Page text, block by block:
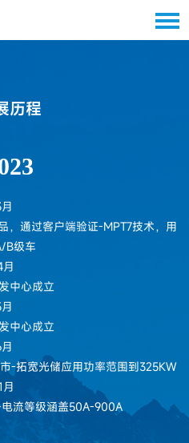
历程
月
，通过客户端验证-MPT7技术，用
B级车
月
中心成立
月
中心成立
月
-拓宽光储应用功率范围到325KW
月
流等级涵盖50A-900A